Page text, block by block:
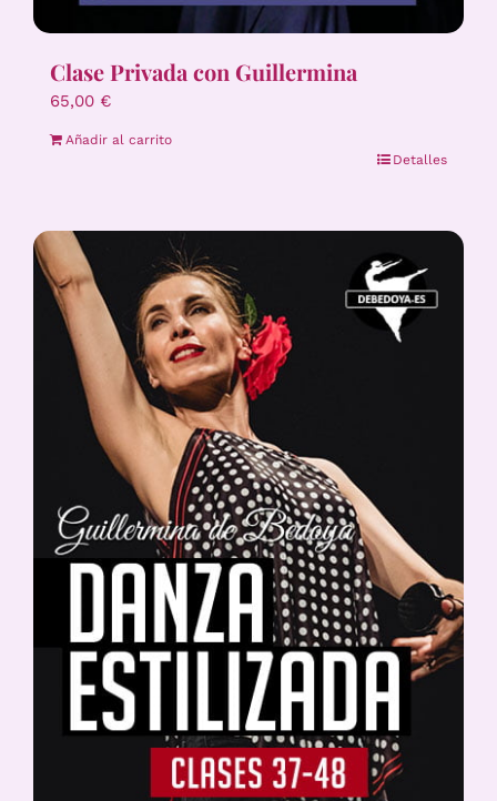
Clase Privada con Guillermina
65,00 €
Añadir al carrito
Detalles